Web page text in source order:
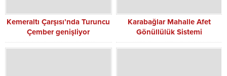
Kemeraltı Çarşısı’nda Turuncu
Çember genişliyor
Karabağlar Mahalle Afet
Gönüllülük Sistemi
Yaygınlaşıyor